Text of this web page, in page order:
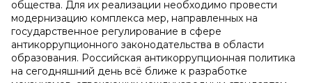
общества. Для их реализации необходимо провести
модернизацию комплекса мер, направленных на
государственное регулирование в сфере
антикоррупционного законодательства в области
образования. Российская антикоррупционная политика
на сегодняшний день всё ближе к разработке